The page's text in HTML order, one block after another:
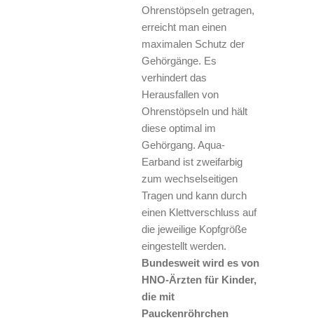
Ohrenstöpseln getragen,
erreicht man einen
maximalen Schutz der
Gehörgänge. Es
verhindert das
Herausfallen von
Ohrenstöpseln und hält
diese optimal im
Gehörgang. Aqua-
Earband ist zweifarbig
zum wechselseitigen
Tragen und kann durch
einen Klettverschluss auf
die jeweilige Kopfgröße
eingestellt werden.
Bundesweit wird es von
HNO-Ärzten für Kinder,
die mit
Pauckenröhrchen